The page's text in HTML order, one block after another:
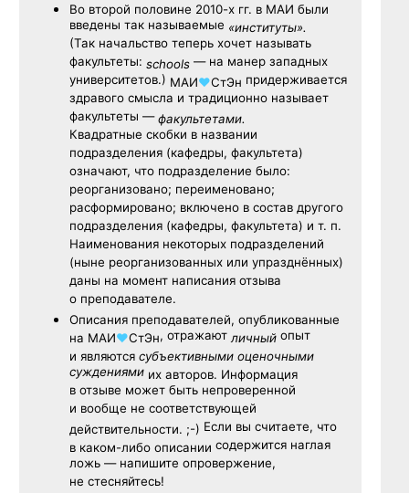
Во второй половине 2010-х гг. в МАИ были
введены так называемые «институты».
(Так начальство теперь хочет называть
факультеты: schools — на манер западных
университетов.) МАИ♥СтЭн придерживается
здравого смысла и традиционно называет
факультеты —факультетами.
Квадратные скобки в названии
подразделения (кафедры, факультета)
означают, что подразделение было:
реорганизовано; переименовано;
расформировано; включено в состав другого
подразделения (кафедры, факультета) и т. п.
Наименования некоторых подразделений
(ныне реорганизованных или упразднённых)
даны на момент написания отзыва
о преподавателе.
Описания преподавателей, опубликованные
на МАИ♥СтЭн, отражают личный опыт
и являются субъективными оценочными
суждениями их авторов. Информация
в отзыве может быть непроверенной
и вообще не соответствующей
действительности. ;-) Если вы считаете, что
в каком-либо описании содержится наглая
ложь — напишите опровержение,
не стесняйтесь!